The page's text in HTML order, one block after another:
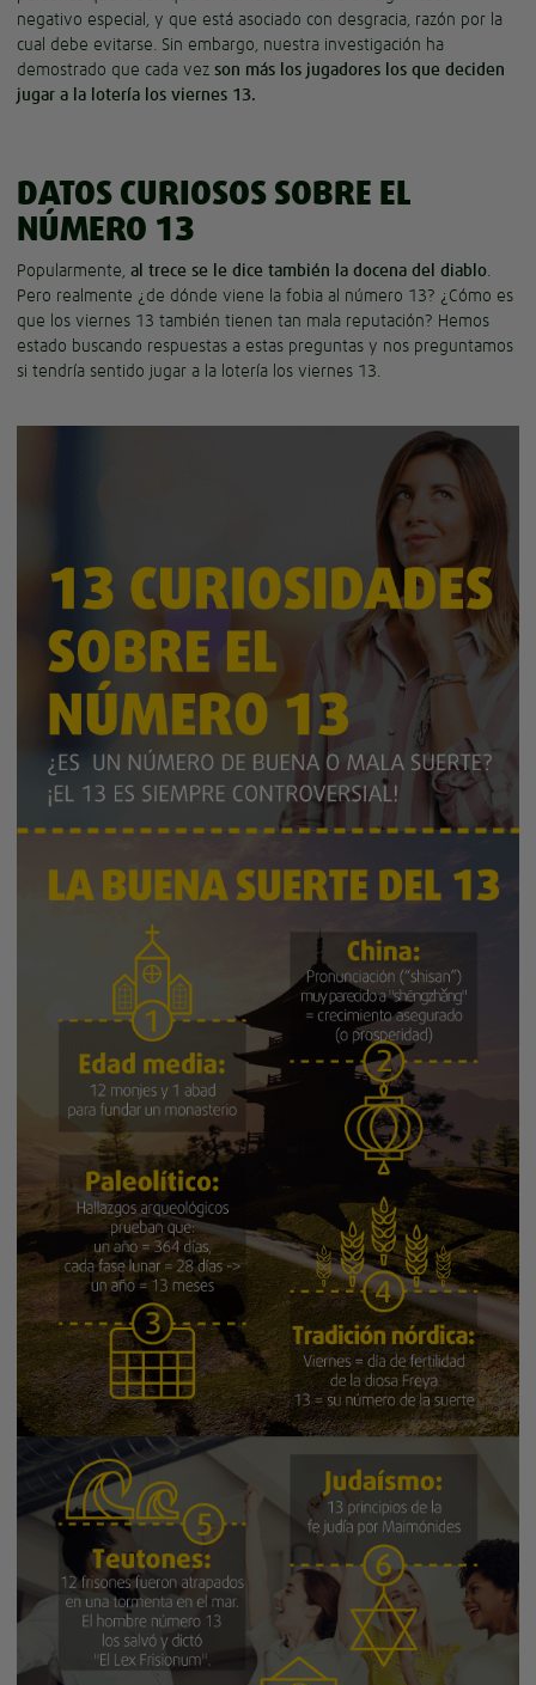
negativo especial, y que está asociado con desgracia, razón por la
cual debe evitarse. Sin embargo, nuestra investigación ha
demostrado que cada vez son más los jugadores los que deciden
jugar a la lotería los viernes 13.
DATOS CURIOSOS SOBRE EL
NÚMERO 13
Popularmente, al trece se le dice también la docena del diablo.
Pero realmente ¿de dónde viene la fobia al número 13? ¿Cómo es
que los viernes 13 también tienen tan mala reputación? Hemos
estado buscando respuestas a estas preguntas y nos preguntamos
si tendría sentido jugar a la lotería los viernes 13.